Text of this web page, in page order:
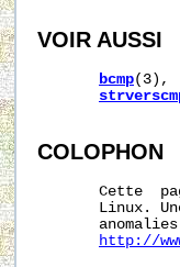
VOIR AUSSI
bcmp
COLOPHON
Cette
Linux.
http://